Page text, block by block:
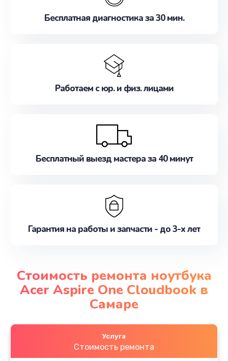
Бесплатная диагностика за 30 мин.
Работаем с юр. и физ. лицами
Бесплатный выезд мастера за 40 минут
Гарантия на работы и запчасти - до 3-х лет
Стоимость ремонта ноутбука
Acer Aspire One Cloudbook в
Самаре
Услуга
Стоимость ремонта